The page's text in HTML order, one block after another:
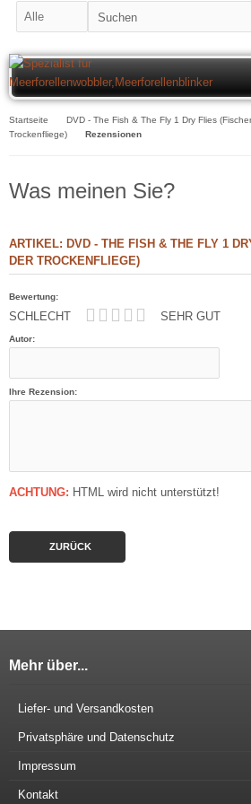
Startseite
DVD - The Fish & The Fly 1 Dry Flies
Trockenfliege)
Rezensionen
Was meinen Sie?
ARTIKEL: DVD - THE FISH & THE FLY 1
DER TROCKENFLIEGE)
Bewertung:
SCHLECHT SEHR GUT
Autor:
Ihre Rezension:
ACHTUNG: HTML wird nicht unterstützt!
ZURÜCK
Mehr über...
Liefer- und Versandkosten
Privatsphäre und Datenschutz
Impressum
Kontakt